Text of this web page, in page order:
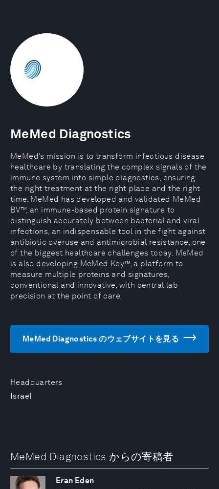
Headquarters
Israel
MeMed Diagnostics
MeMed’s mission is to transform infectious disease
healthcare by translating the complex signals of the
immune system into simple diagnostics, ensuring
the right treatment at the right place and the right
time. MeMed has developed and validated MeMed
BV™, an immune-based protein signature to
distinguish accurately between bacterial and viral
infections, an indispensable tool in the fight against
antibiotic overuse and antimicrobial resistance, one
of the biggest healthcare challenges today. MeMed
is also developing MeMed Key™, a platform to
measure multiple proteins and signatures,
conventional and innovative, with central lab
precision at the point of care.
MeMed Diagnostics のウェブサイトを見る
MeMed Diagnostics からの寄稿者
Eran Eden